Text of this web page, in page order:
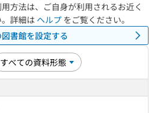
方法は、ご自身が利用されるお近く
詳細は ヘルプ をご覧ください。
書館を設定する